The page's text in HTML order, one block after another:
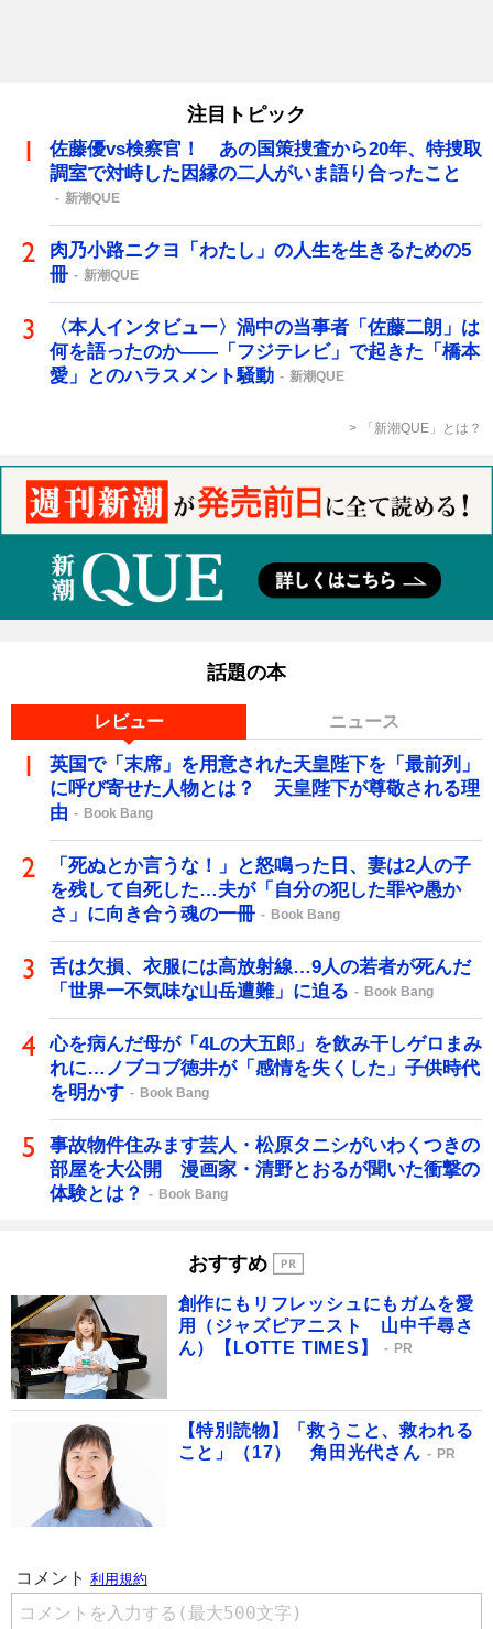
注目トピック
佐藤優vs検察官！ あの国策捜査から20年、特捜取
調室で対峙した因縁の二人がいま語り合ったこと
新潮QUE
肉乃小路ニクヨ「わたし」の人生を生きるための5
冊
新潮QUE
〈本人インタビュー〉渦中の当事者「佐藤二朗」は
何を語ったのか――「フジテレビ」で起きた「橋本
愛」とのハラスメント騒動
新潮QUE
「新潮QUE」とは？
話題の本
レビュー ニュース
英国で「末席」を用意された天皇陛下を「最前列」
に呼び寄せた人物とは？ 天皇陛下が尊敬される理
由
Book Bang
「死ぬとか言うな！」と怒鳴った日、妻は2人の子
を残して自死した…夫が「自分の犯した罪や愚か
さ」に向き合う魂の一冊
Book Bang
舌は欠損、衣服には高放射線…9人の若者が死んだ
「世界一不気味な山岳遭難」に迫る
Book Bang
心を病んだ母が「4Lの大五郎」を飲み干しゲロまみ
れに…ノブコブ徳井が「感情を失くした」子供時代
を明かす
Book Bang
事故物件住みます芸人・松原タニシがいわくつきの
部屋を大公開 漫画家・清野とおるが聞いた衝撃の
体験とは？
Book Bang
おすすめ
創作にもリフレッシュにもガムを愛
用（ジャズピアニスト 山中千尋さ
ん）【LOTTE TIMES】
PR
【特別読物】「救うこと、救われる
こと」（17） 角田光代さん
PR